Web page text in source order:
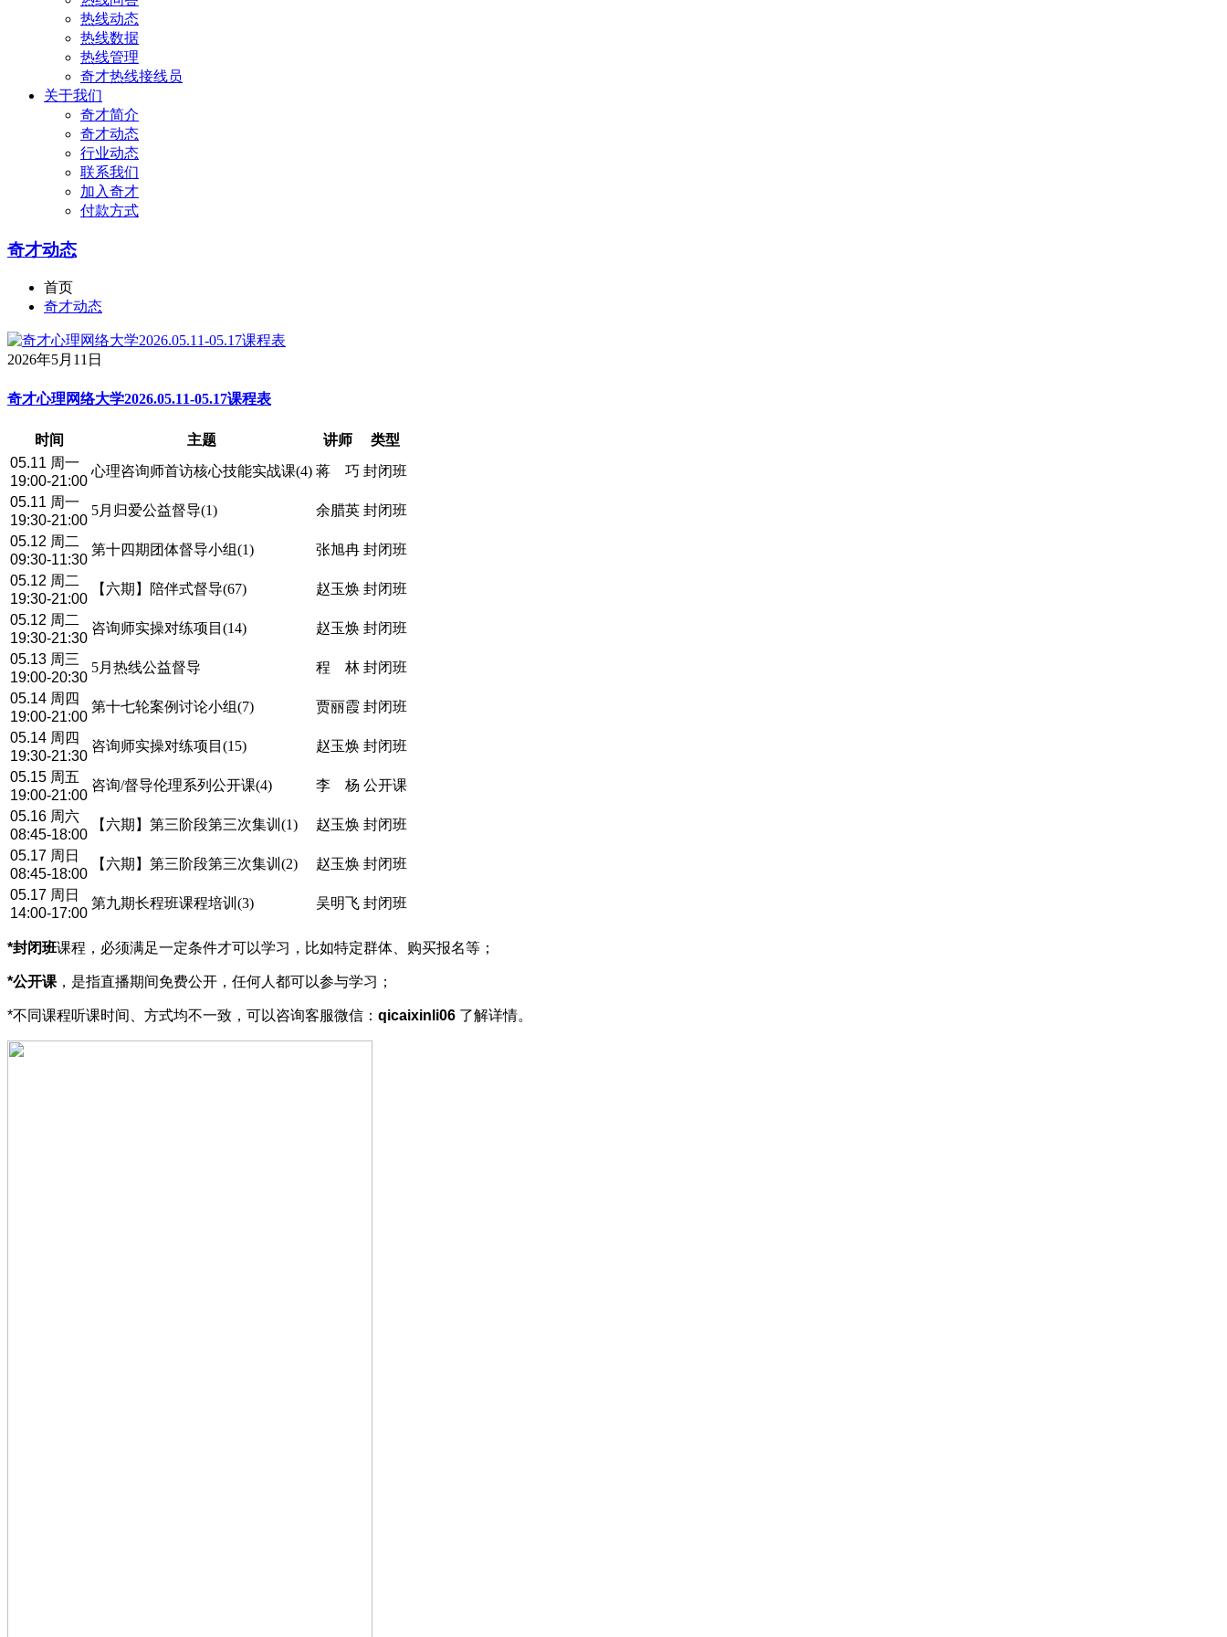
热线动态
热线数据
热线管理
奇才热线接线员
关于我们
奇才简介
奇才动态
行业动态
联系我们
加入奇才
付款方式
奇才动态
首页
奇才动态
2026年5月11日
奇才心理网络大学2026.05.11-05.17课程表
时间 主题 讲师
类型
05.11 周一
19:00-21:00
心理咨询师首访核心技能实战课(4) 蒋 巧 封闭班
05.11 周一
19:30-21:00
5月归爱公益督导(1) 余腊英 封闭班
05.12 周二
09:30-11:30
第十四期团体督导小组(1) 张旭冉 封闭班
05.12 周二
19:30-21:00
【六期】陪伴式督导(67) 赵玉焕 封闭班
05.12 周二
19:30-21:30
咨询师实操对练项目(14) 赵玉焕 封闭班
05.13 周三
19:00-20:30
5月热线公益督导 程 林 封闭班
05.14 周四
19:00-21:00
第十七轮案例讨论小组(7) 贾丽霞 封闭班
05.14 周四
19:30-21:30
咨询师实操对练项目(15) 赵玉焕 封闭班
05.15 周五
19:00-21:00
咨询/督导伦理系列公开课(4) 李 杨 公开课
05.16 周六
08:45-18:00
【六期】第三阶段第三次集训(1) 赵玉焕 封闭班
05.17 周日
08:45-18:00
【六期】第三阶段第三次集训(2) 赵玉焕 封闭班
05.17 周日
14:00-17:00
第九期长程班课程培训(3) 吴明飞 封闭班
*封闭班课程，必须满足一定条件才可以学习，比如特定群体、购买报名等；
*公开课 ，是指直播期间免费公开，任何人都可以参与学习；
*不同课程听课时间、方式均不一致，可以咨询客服微信： qicaixinli06 了解详情。